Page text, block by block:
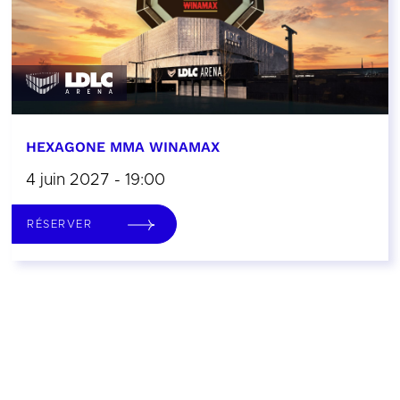
HEXAGONE MMA WINAMAX
4 juin 2027 - 19:00
RÉSERVER